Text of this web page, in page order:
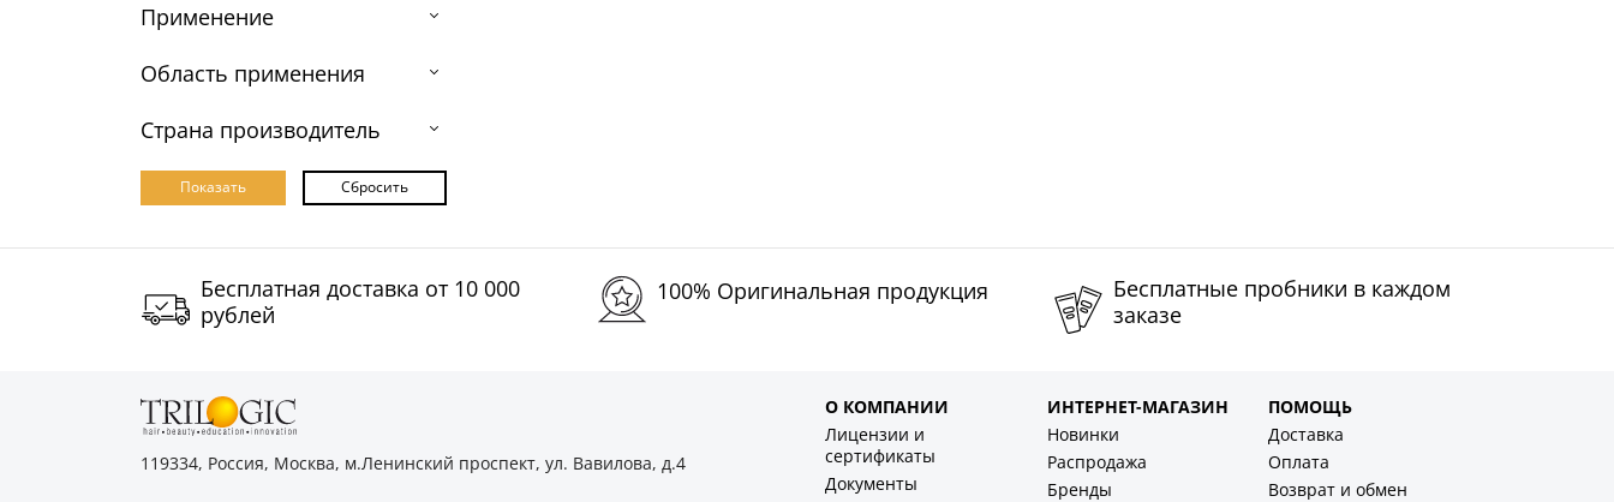
Применение
Область применения
Страна производитель
Бесплатная доставка от 10 000
рублей
100% Оригинальная продукция
Бесплатные пробники в каждом
заказе
119334, Россия, Москва, м.Ленинский проспект, ул. Вавилова, д.4
О КОМПАНИИ
Лицензии и
сертификаты
Документы
ИНТЕРНЕТ-МАГАЗИН
Новинки
Распродажа
Бренды
ПОМОЩЬ
Доставка
Оплата
Возврат и обмен